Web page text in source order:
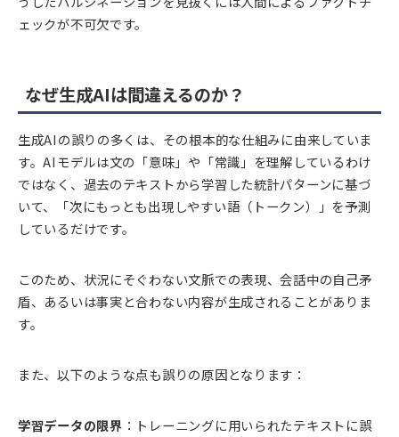
ェックが不可欠です。
なぜ生成AIは間違えるのか？
生成AIの誤りの多くは、その根本的な仕組みに由来していま
す。AIモデルは文の「意味」や「常識」を理解しているわけ
ではなく、過去のテキストから学習した統計パターンに基づ
いて、「次にもっとも出現しやすい語（トークン）」を予測
しているだけです。
このため、状況にそぐわない文脈での表現、会話中の自己矛
盾、あるいは事実と合わない内容が生成されることがありま
す。
また、以下のような点も誤りの原因となります：
学習データの限界 ：トレーニングに用いられたテキストに誤